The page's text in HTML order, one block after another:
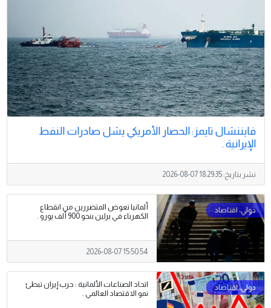
فايننشال تايمز: الحصار الأمريكي يشل صادرات النفط
الإيرانية .
نشر بتاريخ:2026-08-07 18:29:35
ألمانيا تعوض المتضررين من انقطاع
الكهرباء في برلين بنحو 900 ألف يورو .
2026-08-07 15:50:54
اتحاد الصناعات الألمانية : حرب إيران تبطئ
نمو الاقتصاد العالمي .